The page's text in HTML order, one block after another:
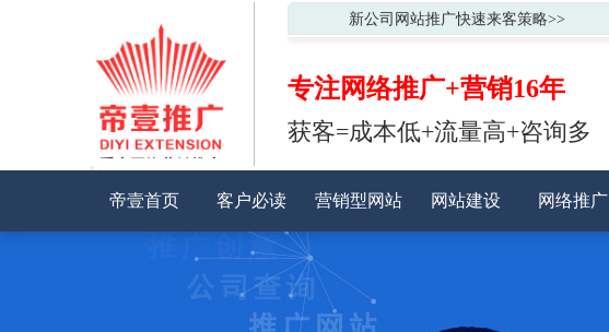
重庆网络营销推广
新公司网站推广快速来客策略>>
专注网络推广+营销16年
获客=成本低+流量高+咨询多
客户必读
营销型网站
帝壹首页 客户必读 营销型网站 网站建设 网络推广